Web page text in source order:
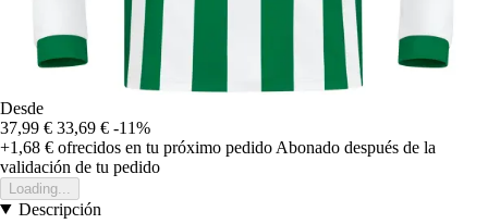
Desde
37,99 € 33,69 € -11%
+1,68 € ofrecidos en tu próximo pedido Abonado después de la
validación de tu pedido
Loading...
Descripción